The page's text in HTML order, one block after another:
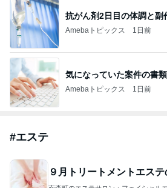
抗がん剤2日目の体調と副
Amebaトピックス 1日前
気になっていた案件の書
Amebaトピックス 1日前
#エステ
９月トリートメントエステ